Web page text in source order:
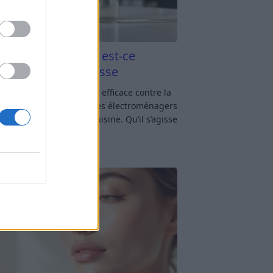
blanc et four est-ce
contre la graisse
blanc et four : est-ce efficace contre la
? Le four fait partie des électroménagers
sollicités dans une cuisine. Qu’il s’agisse